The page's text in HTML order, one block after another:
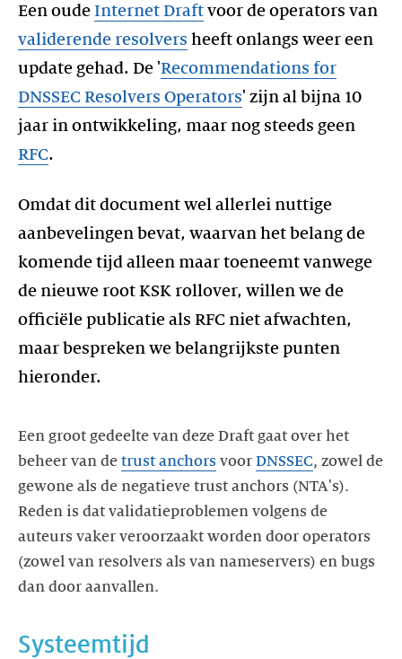
Een oude Internet Draft voor de operators van
validerende resolvers heeft onlangs weer een
update gehad. De 'Recommendations for
DNSSEC Resolvers Operators' zijn al bijna 10
jaar in ontwikkeling, maar nog steeds geen
RFC.
Omdat dit document wel allerlei nuttige
aanbevelingen bevat, waarvan het belang de
komende tijd alleen maar toeneemt vanwege
de nieuwe root KSK rollover, willen we de
officiële publicatie als RFC niet afwachten,
maar bespreken we belangrijkste punten
hieronder.
Een groot gedeelte van deze Draft gaat over het
beheer van de trust anchors voor DNSSEC, zowel de
gewone als de negatieve trust anchors (NTA's).
Reden is dat validatieproblemen volgens de
auteurs vaker veroorzaakt worden door operators
(zowel van resolvers als van nameservers) en bugs
dan door aanvallen.
Systeemtijd